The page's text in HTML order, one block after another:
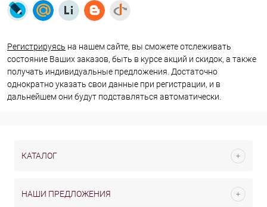
Регистрируясь на нашем сайте, вы сможете отслеживать
состояние Ваших заказов, быть в курсе акций и скидок, а также
получать индивидуальные предложения. Достаточно
однократно указать свои данные при регистрации, и в
дальнейшем они будут подставляться автоматически.
КАТАЛОГ
НАШИ ПРЕДЛОЖЕНИЯ